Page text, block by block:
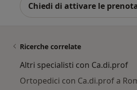
Chiedi di attivare le
Ricerche correlate
Altri specialisti con Ca.di.prof
Ortopedici con Ca.di.prof a